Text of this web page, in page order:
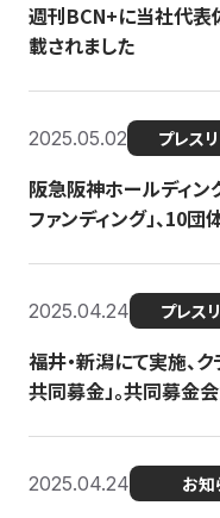
週刊BCN+に当社代表
載されました
2025.05.02 プレス
阪急阪神ホールディン
ファンディング」、10
2025.04.24 プレス
福井・新潟にて実施、
共同募金」。共同募金
2025.04.24 お知